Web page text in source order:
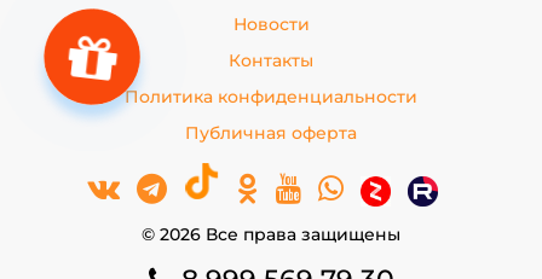
Новости
Контакты
Политика конфиденциальности
Публичная оферта
© 2026 Все права защищены